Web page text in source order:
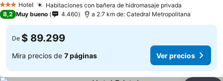
3 Estrellas
Hotel Habitaciones con bañera de hidromasaje privada
8,2 Muy bueno 4.460 a 2.7 km de: Catedral Metropolitana
De $ 89.299
Mira precios de 7 páginas Ver precios